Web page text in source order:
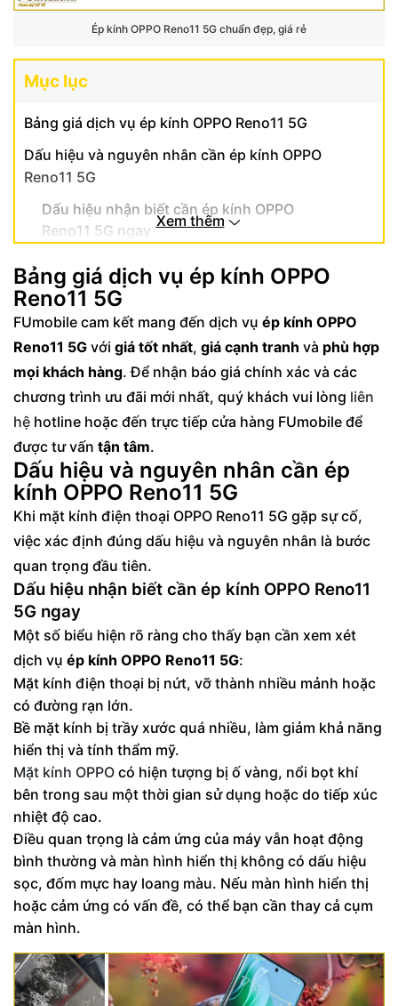
Ép kính OPPO Reno11 5G chuẩn đẹp, giá rẻ
Mục lục
Bảng giá dịch vụ ép kính OPPO Reno11 5G
Dấu hiệu và nguyên nhân cần ép kính OPPO
Reno11 5G
Dấu hiệu nhận biết cần ép kính OPPO
Reno11 5G ngay
OPPO Reno11 5G hư hỏng
Quy trình ép kính OPPO Reno11 5G chuyên
Ưu điểm khi sử dụng dịch vụ ép kính OPPO
Reno11 5G của FUmobile
Cam kết chất lượng và chính sách bảo hành
cho dịch vụ ép kính OPPO Reno11 5G
Xem thêm
Bảng giá dịch vụ ép kính OPPO
Reno11 5G
FUmobile cam kết mang đến dịch vụ ép kính OPPO
Reno11 5G với giá tốt nhất, giá cạnh tranh và phù hợp
mọi khách hàng. Để nhận báo giá chính xác và các
chương trình ưu đãi mới nhất, quý khách vui lòng liên
hệ hotline hoặc đến trực tiếp cửa hàng FUmobile để
được tư vấn tận tâm.
Dấu hiệu và nguyên nhân cần ép
kính OPPO Reno11 5G
Khi mặt kính điện thoại OPPO Reno11 5G gặp sự cố,
việc xác định đúng dấu hiệu và nguyên nhân là bước
quan trọng đầu tiên.
Dấu hiệu nhận biết cần ép kính OPPO Reno11
5G ngay
Một số biểu hiện rõ ràng cho thấy bạn cần xem xét
dịch vụ ép kính OPPO Reno11 5G:
Mặt kính điện thoại bị nứt, vỡ thành nhiều mảnh hoặc
có đường rạn lớn.
Bề mặt kính bị trầy xước quá nhiều, làm giảm khả năng
hiển thị và tính thẩm mỹ.
Mặt kính OPPO có hiện tượng bị ố vàng, nổi bọt khí
bên trong sau một thời gian sử dụng hoặc do tiếp xúc
nhiệt độ cao.
Điều quan trọng là cảm ứng của máy vẫn hoạt động
bình thường và màn hình hiển thị không có dấu hiệu
sọc, đốm mực hay loang màu. Nếu màn hình hiển thị
hoặc cảm ứng có vấn đề, có thể bạn cần thay cả cụm
màn hình.